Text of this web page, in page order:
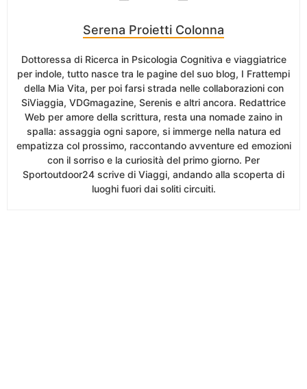
Serena Proietti Colonna
Dottoressa di Ricerca in Psicologia Cognitiva e viaggiatrice
per indole, tutto nasce tra le pagine del suo blog, I Frattempi
della Mia Vita, per poi farsi strada nelle collaborazioni con
SiViaggia, VDGmagazine, Serenis e altri ancora. Redattrice
Web per amore della scrittura, resta una nomade zaino in
spalla: assaggia ogni sapore, si immerge nella natura ed
empatizza col prossimo, raccontando avventure ed emozioni
con il sorriso e la curiosità del primo giorno. Per
Sportoutdoor24 scrive di Viaggi, andando alla scoperta di
luoghi fuori dai soliti circuiti.